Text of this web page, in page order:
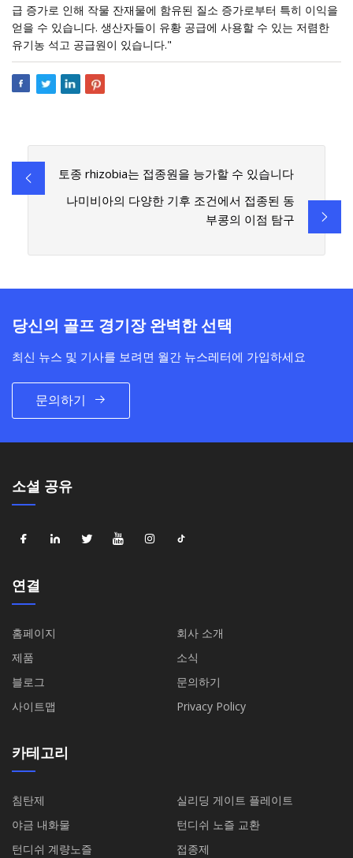
급 증가로 인해 작물 잔재물에 함유된 질소 증가로부터 특히 이익을
얻을 수 있습니다. 생산자들이 유황 공급에 사용할 수 있는 저렴한
유기농 석고 공급원이 있습니다."
토종 rhizobia는 접종원을 능가할 수 있습니다
나미비아의 다양한 기후 조건에서 접종된 동
부콩의 이점 탐구
당신의 골프 경기장 완벽한 선택
최신 뉴스 및 기사를 보려면 월간 뉴스레터에 가입하세요
문의하기
소셜 공유
연결
홈페이지
회사 소개
제품
소식
블로그
문의하기
사이트맵
Privacy Policy
카테고리
침탄제
실리딩 게이트 플레이트
야금 내화물
턴디쉬 노즐 교환
턴디쉬 계량노즐
접종제